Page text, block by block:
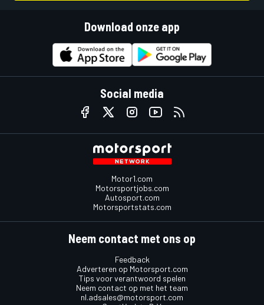
Download onze app
Social media
Motor1.com
Motorsportjobs.com
Autosport.com
Motorsportstats.com
Neem contact met ons op
Feedback
Adverteren op Motorsport.com
Tips voor verantwoord spelen
Neem contact op met het team
nl.adsales@motorsport.com